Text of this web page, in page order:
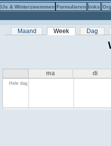
IJs & Winterzwemmen Formulieren links
Primaire tabs
Maand Week (actieveDag
ma di
Hele dag